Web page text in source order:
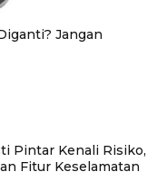
Jangan
Pintar Kenali Risiko,
Fitur Keselamatan